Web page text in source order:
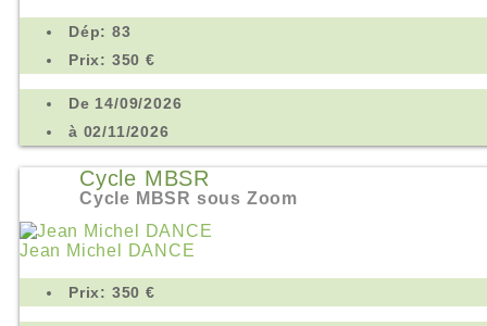
Dép: 83
Prix: 350 €
De 14/09/2026
à 02/11/2026
Cycle MBSR
Cycle MBSR sous Zoom
Jean Michel DANCE
Prix: 350 €